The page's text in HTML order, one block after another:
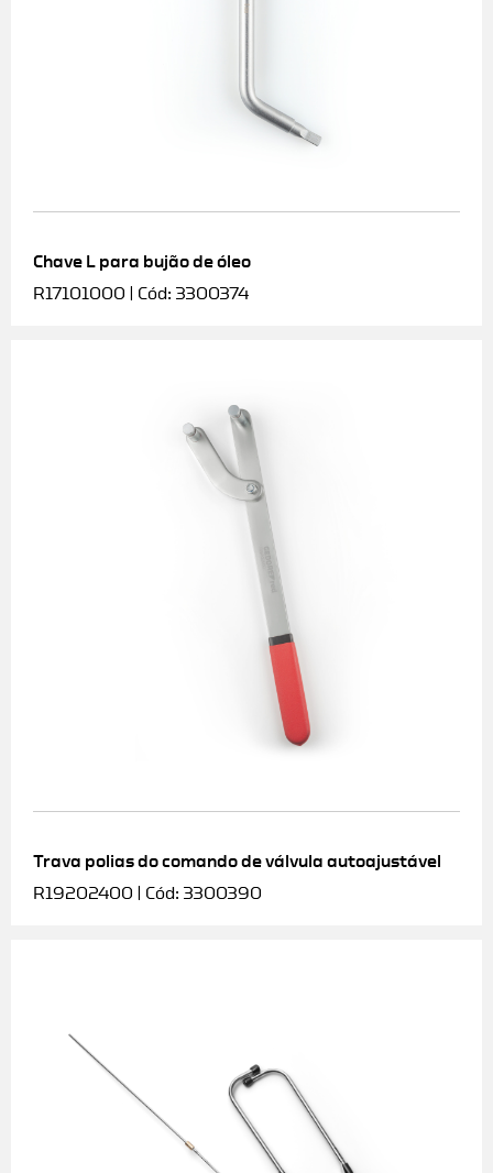
Chave L para bujão de óleo
R17101000 | Cód: 3300374
Trava polias do comando de válvula autoajustável
R19202400 | Cód: 3300390